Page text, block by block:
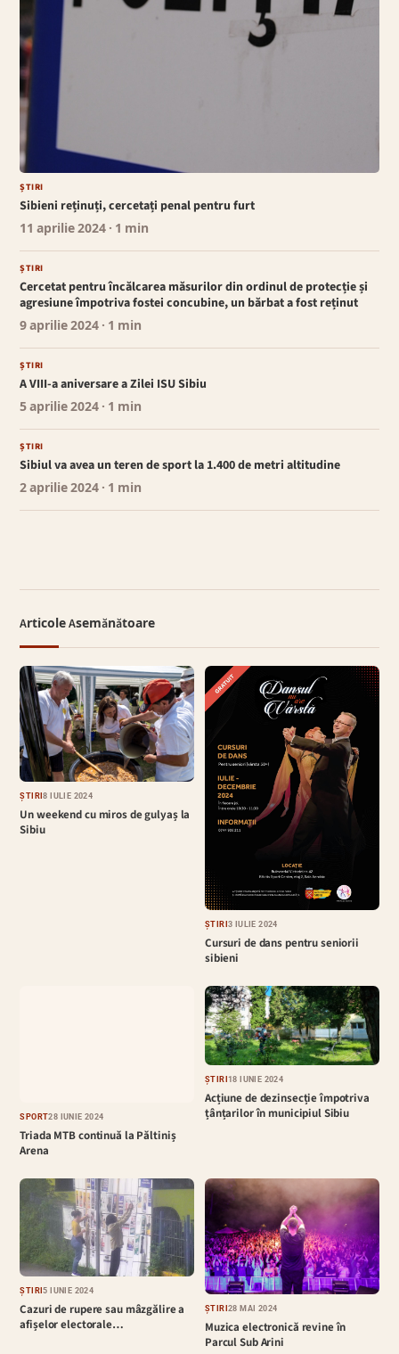
ȘTIRI
Sibieni reținuți, cercetați penal pentru furt
11 aprilie 2024 · 1 min
ȘTIRI
Cercetat pentru încălcarea măsurilor din ordinul de protecție și
agresiune împotriva fostei concubine, un bărbat a fost reținut
9 aprilie 2024 · 1 min
ȘTIRI
A VIII-a aniversare a Zilei ISU Sibiu
5 aprilie 2024 · 1 min
ȘTIRI
Sibiul va avea un teren de sport la 1.400 de metri altitudine
2 aprilie 2024 · 1 min
Articole Asemănătoare
ȘTIRI8 IULIE 2024
Un weekend cu miros de gulyaș la
Sibiu
ȘTIRI3 IULIE 2024
Cursuri de dans pentru seniorii
sibieni
SPORT28 IUNIE 2024
Triada MTB continuă la Păltiniș
Arena
ȘTIRI18 IUNIE 2024
Acțiune de dezinsecție împotriva
țânțarilor în municipiul Sibiu
ȘTIRI5 IUNIE 2024
Cazuri de rupere sau mâzgălire a
afișelor electorale…
ȘTIRI28 MAI 2024
Muzica electronică revine în
Parcul Sub Arini